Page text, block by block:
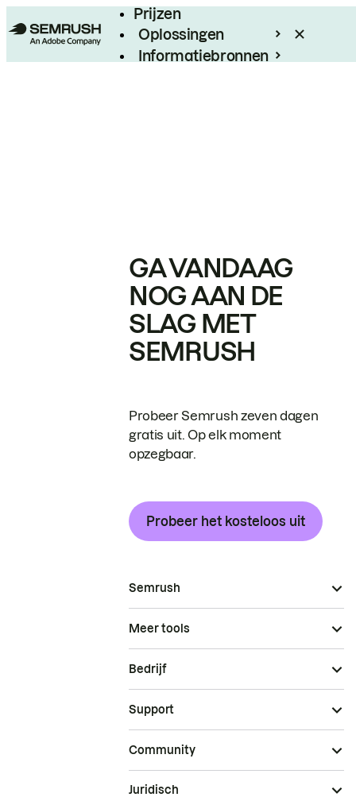
Prijzen
Oplossingen
Informatiebronnen
GA VANDAAG
NOG AAN DE
SLAG MET
SEMRUSH
Probeer Semrush zeven dagen
gratis uit. Op elk moment
opzegbaar.
Probeer het kosteloos uit
Semrush
Meer tools
Bedrijf
Support
Community
Juridisch